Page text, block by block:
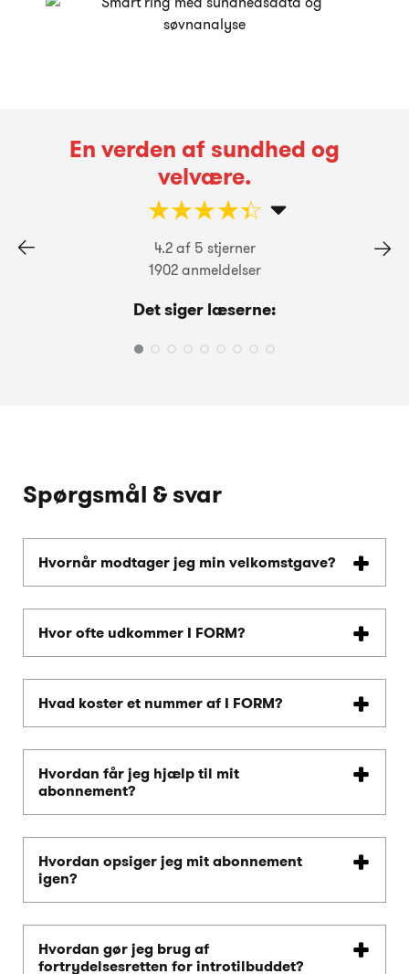
En verden af sundhed og
velvære.
☆☆☆☆☆
★★★★★
4.2 af 5 stjerner
1902 anmeldelser
Det siger læserne:
Spørgsmål & svar
Hvornår modtager jeg min velkomstgave?
Hvor ofte udkommer I FORM?
Hvad koster et nummer af I FORM?
Hvordan får jeg hjælp til mit
abonnement?
Hvordan opsiger jeg mit abonnement
igen?
Hvordan gør jeg brug af
fortrydelsesretten for introtilbuddet?